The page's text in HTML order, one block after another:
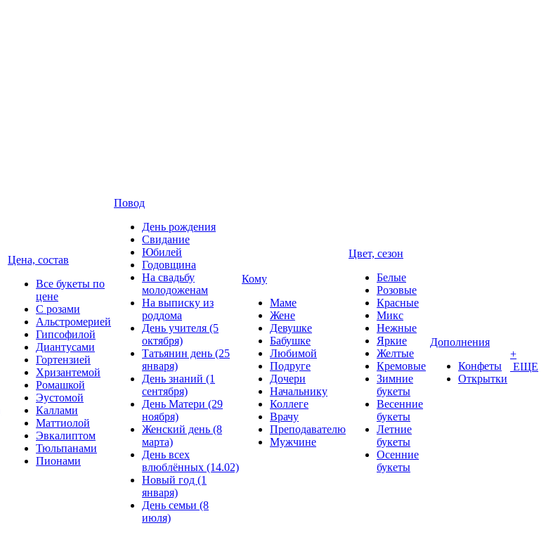
Цена, состав
Все букеты по
цене
С розами
Альстромерией
Гипсофилой
Диантусами
Гортензией
Хризантемой
Ромашкой
Эустомой
Каллами
Маттиолой
Эвкалиптом
Тюльпанами
Пионами
Повод
День рождения
Свидание
Юбилей
Годовщина
На свадьбу
молодоженам
На выписку из
роддома
День учителя (5
октября)
Татьянин день (25
января)
День знаний (1
сентября)
День Матери (29
ноября)
Женский день (8
марта)
День всех
влюблённых (14.02)
Новый год (1
января)
День семьи (8
июля)
Кому
Маме
Жене
Девушке
Бабушке
Любимой
Подруге
Дочери
Начальнику
Коллеге
Врачу
Преподавателю
Мужчине
Цвет, сезон
Белые
Розовые
Красные
Микс
Нежные
Яркие
Желтые
Кремовые
Зимние
букеты
Весенние
букеты
Летние
букеты
Осенние
букеты
Дополнения
Конфеты
Открытки
+
ЕЩЕ